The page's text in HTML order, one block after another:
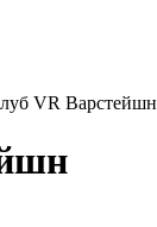
VR Варстейшн